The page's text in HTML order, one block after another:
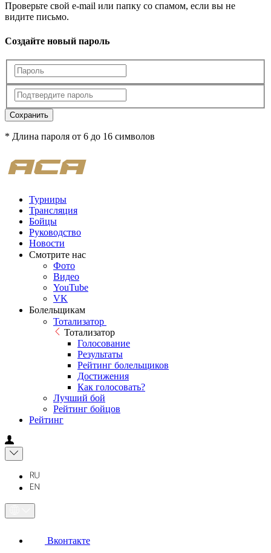
Проверьте свой e-mail или папку со спамом, если вы не
видите письмо.
Создайте новый пароль
Сохранить
* Длина пароля от 6 до 16 символов
Турниры
Трансляция
Бойцы
Руководство
Новости
Смотрите нас
Фото
Видео
YouTube
VK
Болельщикам
Тотализатор
Тотализатор
Голосование
Результаты
Рейтинг болельщиков
Достижения
Как голосовать?
Лучший бой
Рейтинг бойцов
Рейтинг
Вконтакте